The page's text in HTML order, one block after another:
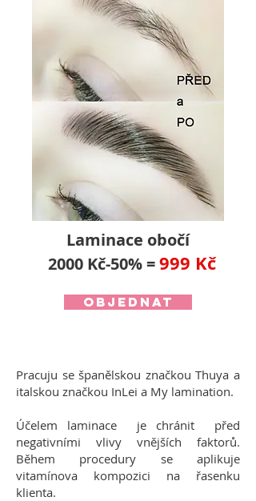
Laminace obočí
2000 Kč-50% =999 Kč
objednat
Pracuju se španělskou značkou Thuya a
italskou značkou InLei a My lamination.
Účelem laminace je chránit před
negativními vlivy vnějších faktorů.
Během procedury se aplikuje
vitamínova kompozici na řasenku
klienta.